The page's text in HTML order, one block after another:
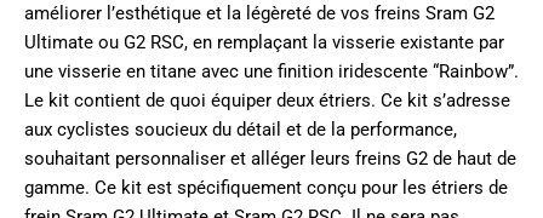
améliorer l’esthétique et la légèreté de vos freins Sram G2
Ultimate ou G2 RSC, en remplaçant la visserie existante par
une visserie en titane avec une finition iridescente “Rainbow”.
Le kit contient de quoi équiper deux étriers. Ce kit s’adresse
aux cyclistes soucieux du détail et de la performance,
souhaitant personnaliser et alléger leurs freins G2 de haut de
gamme. Ce kit est spécifiquement conçu pour les étriers de